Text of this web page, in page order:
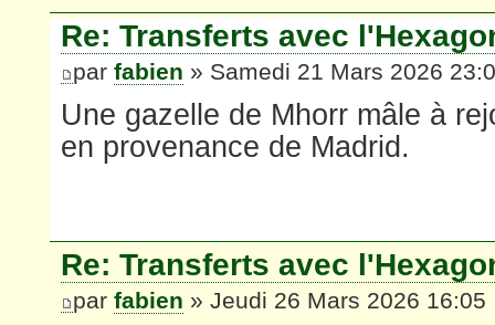
Re: Transferts avec
par fabien » Samedi 21 Mars 2026
Une gazelle de Mhorr mâle à
en provenance de Madrid.
Re: Transferts avec
par fabien » Jeudi 26 Mars 2026 16:05